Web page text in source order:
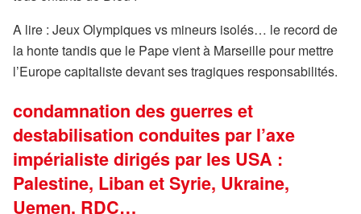
A lire : Jeux Olympiques vs mineurs isolés… le record de
la honte tandis que le Pape vient à Marseille pour mettre
l’Europe capitaliste devant ses tragiques responsabilités.
condamnation des guerres et
destabilisation conduites par l’axe
impérialiste dirigés par les USA :
Palestine, Liban et Syrie, Ukraine,
Uemen, RDC…